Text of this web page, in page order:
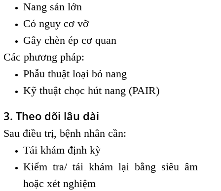
Nang sán lớn
Có nguy cơ vỡ
Gây chèn ép cơ quan
Các phương pháp:
Phẫu thuật loại bỏ nang
Kỹ thuật chọc hút nang (PAIR)
3. Theo dõi lâu dài
Sau điều trị, bệnh nhân cần:
Tái khám định kỳ
Kiểm tra/ tái khám lại bằng siêu âm
hoặc xét nghiệm